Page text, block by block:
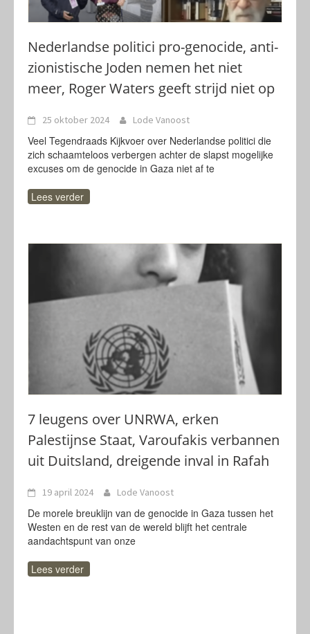
Nederlandse politici pro-genocide, anti-
zionistische Joden nemen het niet
meer, Roger Waters geeft strijd niet op
25 oktober 2024 Lode Vanoost
Veel Tegendraads Kijkvoer over Nederlandse politici die
zich schaamteloos verbergen achter de slapst mogelijke
excuses om de genocide in Gaza niet af te
Lees verder
7 leugens over UNRWA, erken
Palestijnse Staat, Varoufakis verbannen
uit Duitsland, dreigende inval in Rafah
19 april 2024 Lode Vanoost
De morele breuklijn van de genocide in Gaza tussen het
Westen en de rest van de wereld blijft het centrale
aandachtspunt van onze
Lees verder